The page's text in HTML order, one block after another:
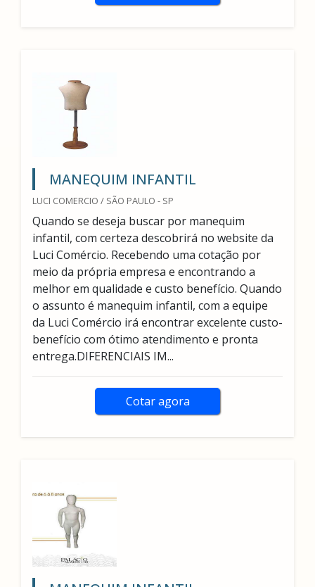
MANEQUIM INFANTIL
LUCI COMERCIO / SÃO PAULO - SP
Quando se deseja buscar por manequim
infantil, com certeza descobrirá no website da
Luci Comércio. Recebendo uma cotação por
meio da própria empresa e encontrando a
melhor em qualidade e custo benefício. Quando
o assunto é manequim infantil, com a equipe
da Luci Comércio irá encontrar excelente custo-
benefício com ótimo atendimento e pronta
entrega.DIFERENCIAIS IM...
Cotar agora